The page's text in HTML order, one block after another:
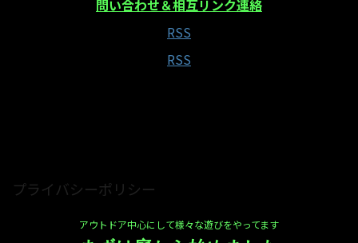
問い合わせ＆相互リンク連絡
RSS
RSS
プライバシーポリシー
アウトドア中心にして様々な遊びをやってます